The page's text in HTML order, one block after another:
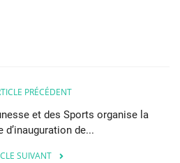
PRÉCÉDENT
et des Sports organise la
d’inauguration de...
SUIVANT